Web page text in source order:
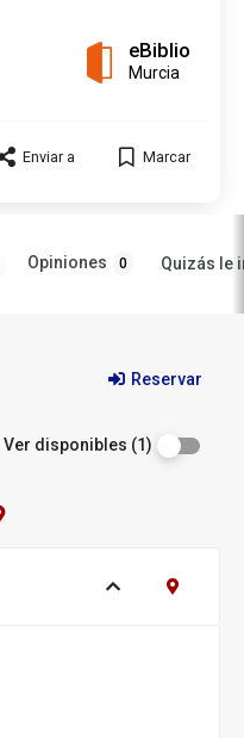
eBiblio
Murcia
Enviar a Marcar
Opiniones 0 Quizás le
Reservar
Ver disponibles (1)
Ver ejemplares
Contacto